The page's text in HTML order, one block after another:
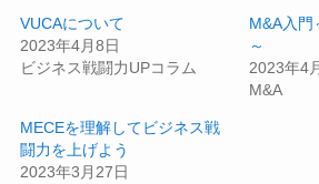
VUCAについて
2023年4月8日
ビジネス戦闘力UPコラム
M&A入門
～
2023年4
M&A
MECEを理解してビジネス戦
闘力を上げよう
2023年3月27日